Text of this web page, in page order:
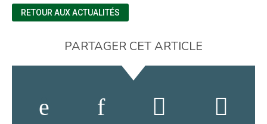
RETOUR AUX ACTUALITÉS
PARTAGER CET ARTICLE